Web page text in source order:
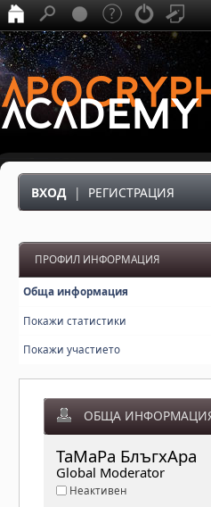
ВХОД | РЕГИСТРАЦИЯ
ПРОФИЛ ИНФОРМАЦИЯ
Обща информация
Покажи статистики
Покажи участието
ОБЩА
ТаМаРа БлъгхАра
Global Moderator
Неактивен